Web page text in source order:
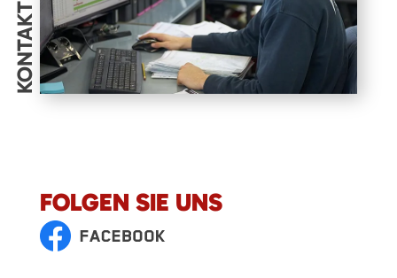
KONTAKT
FOLGEN SIE UNS